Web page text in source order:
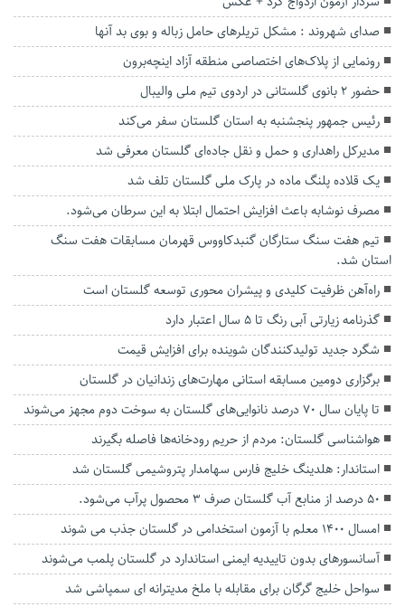
صدای شهروند : مشکل تریلرهای حامل زباله و بوی بد آنها
رونمایی از پلاک‌های اختصاصی منطقه آزاد اینچه‌برون
حضور ۲ بانوی گلستانی در اردوی تیم ملی والیبال
رئیس جمهور پنجشنبه به استان گلستان سفر می‌کند
مدیرکل راهداری و حمل و نقل جاده‌ای گلستان معرفی شد
یک قلاده پلنگ ماده در پارک ملی گلستان تلف شد
مصرف نوشابه باعث افزایش احتمال ابتلا به این سرطان می‌شود.
تیم هفت سنگ ستارگان گنبدکاووس قهرمان مسابقات هفت سنگ
استان شد.
راه‌آهن ظرفیت کلیدی و پیشران‌ محوری توسعه گلستان است
گذرنامه زیارتی آبی رنگ تا ۵ سال اعتبار دارد
شگرد جدید تولیدکنندگان شوینده برای افزایش قیمت‌
برگزاری دومین مسابقه استانی مهارت‌های زندانیان در گلستان
تا پایان سال ۷۰ درصد نانوایی‌های گلستان به سوخت دوم مجهز می‌شوند
هواشناسی گلستان: مردم از حریم رودخانه‌ها فاصله بگیرند
استاندار: هلدینگ خلیج فارس سهامدار پتروشیمی گلستان شد
۵۰ درصد از منابع آب گلستان صرف ۳ محصول پرآب می‌شود.
امسال ۱۴۰۰ معلم با آزمون استخدامی در گلستان جذب می شوند
آسانسورهای بدون تاییدیه ایمنی استاندارد در گلستان پلمب می‌شوند
سواحل خلیج گرگان برای مقابله با ملخ مدیترانه ای سمپاشی شد